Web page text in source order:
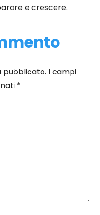
e crescere.
pubblicato. I campi
*